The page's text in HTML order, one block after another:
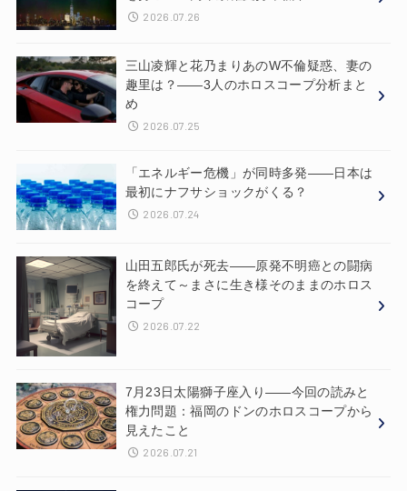
2026.07.26
三山凌輝と花乃まりあのW不倫疑惑、妻の
趣里は？——3人のホロスコープ分析まと
め
2026.07.25
「エネルギー危機」が同時多発——日本は
最初にナフサショックがくる？
2026.07.24
山田五郎氏が死去——原発不明癌との闘病
を終えて～まさに生き様そのままのホロス
コープ
2026.07.22
7月23日太陽獅子座入り——今回の読みと
権力問題：福岡のドンのホロスコープから
見えたこと
2026.07.21